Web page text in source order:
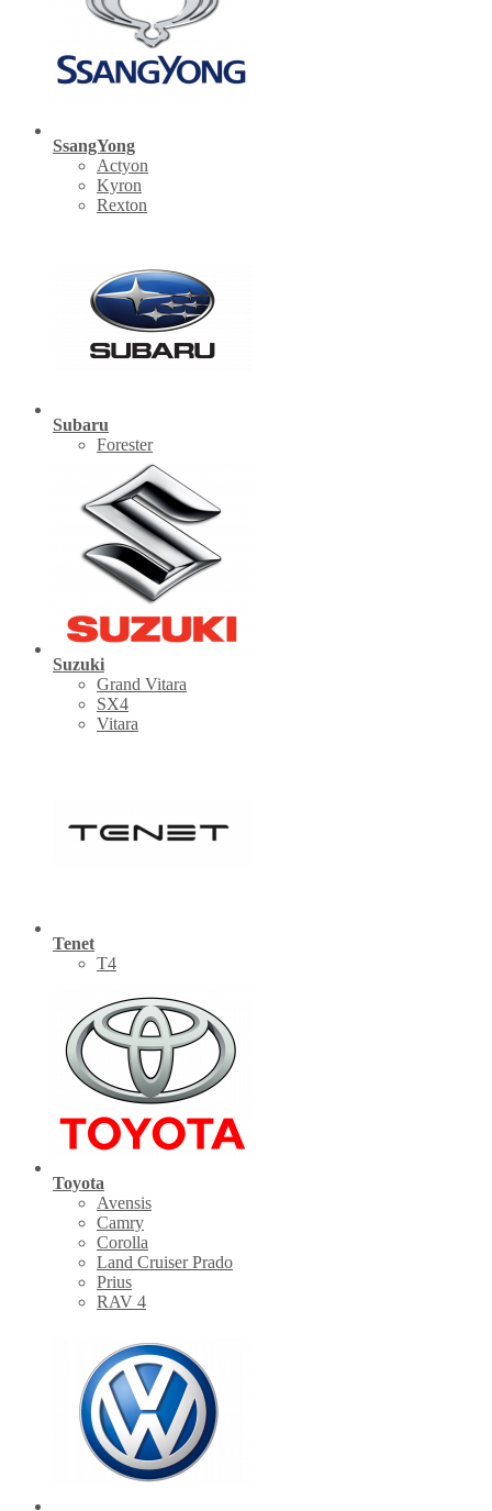
SsangYong
Actyon
Kyron
Rexton
Subaru
Forester
Suzuki
Grand Vitara
SX4
Vitara
Tenet
Т4
Toyota
Avensis
Camry
Corolla
Land Cruiser Prado
Prius
RAV 4